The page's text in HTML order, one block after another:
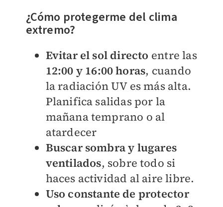
¿Cómo protegerme del clima
extremo?
Evitar el sol directo entre las
12:00 y 16:00 horas, cuando
la radiación UV es más alta.
Planifica salidas por la
mañana temprano o al
atardecer
Buscar sombra y lugares
ventilados, sobre todo si
haces actividad al aire libre.
Uso constante de protector